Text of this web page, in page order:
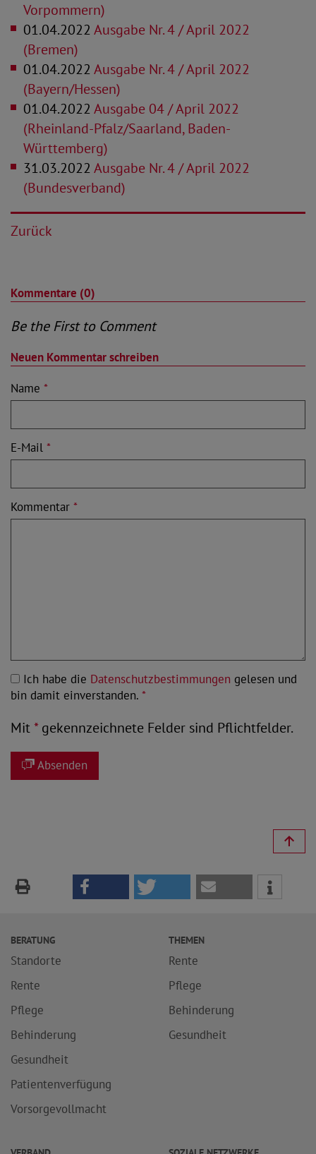
Vorpommern)
01.04.2022Ausgabe Nr. 4 / April 2022
(Bremen)
01.04.2022Ausgabe Nr. 4 / April 2022
(Bayern/Hessen)
01.04.2022Ausgabe 04 / April 2022
(Rheinland-Pfalz/Saarland, Baden-
Württemberg)
31.03.2022Ausgabe Nr. 4 / April 2022
(Bundesverband)
Zurück
Kommentare (0)
Be the First to Comment
Neuen Kommentar schreiben
Name *
E-Mail *
Kommentar *
Ich habe die Datenschutzbestimmungen gelesen und
bin damit einverstanden. *
Mit*gekennzeichnete Felder sind Pflichtfelder.
Absenden
BERATUNG
Standorte
Rente
Pflege
Behinderung
Gesundheit
Patientenverfügung
Vorsorgevollmacht
THEMEN
Rente
Pflege
Behinderung
Gesundheit